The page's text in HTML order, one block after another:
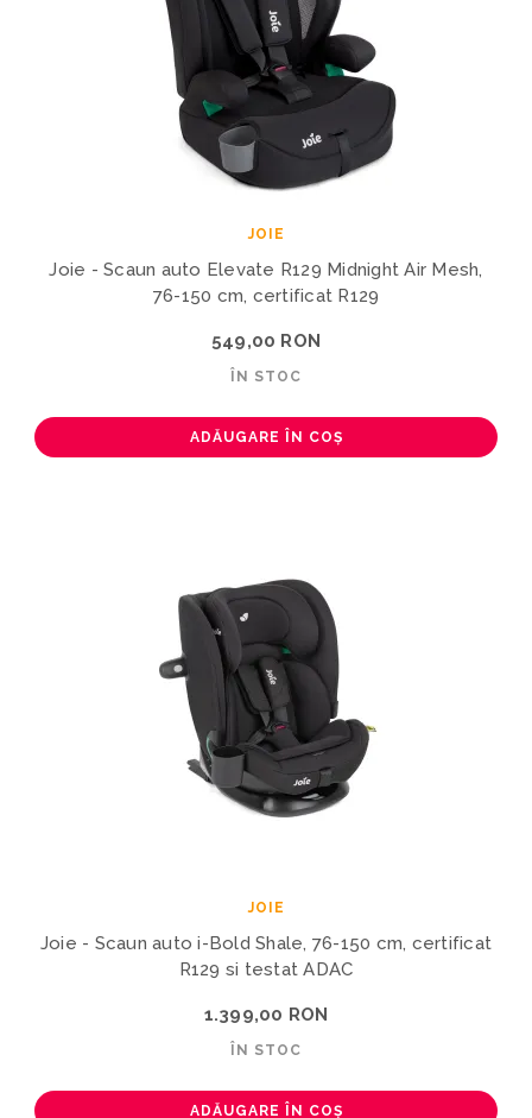
JOIE
Joie - Scaun auto Elevate R129 Midnight Air Mesh,
76-150 cm, certificat R129
549,00 RON
ÎN STOC
ADĂUGARE ÎN COȘ
JOIE
Joie - Scaun auto i-Bold Shale, 76-150 cm, certificat
R129 si testat ADAC
1.399,00 RON
ÎN STOC
ADĂUGARE ÎN COȘ